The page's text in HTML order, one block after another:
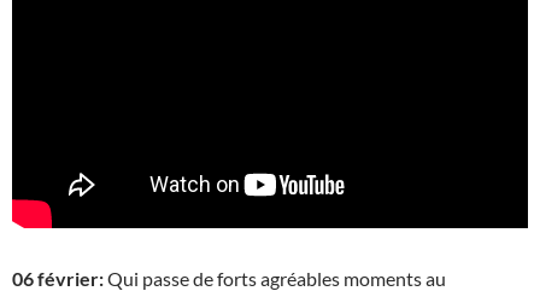
06 février:Qui passe de forts agréables moments au